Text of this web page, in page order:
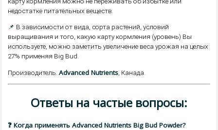
недостатке питательных веществ.
📌 В зависимости от вида, сорта растений, условий
выращивания и того, какую карту кормления (уровень) Вы
используете, можно заметить увеличение веса урожая на целых
27% применяя Big Bud.
Производитель:Advanced Nutrients , Канада.
Ответы на частые вопросы:
❓ Когда применять Advanced Nutrients Big Bud Powder?